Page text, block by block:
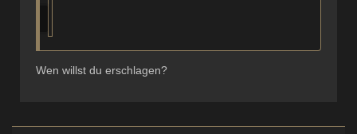
Wen willst du erschlagen?